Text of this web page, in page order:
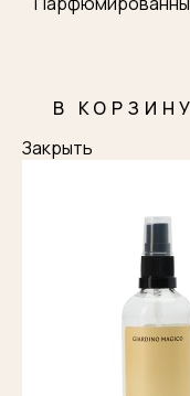
В КОРЗИНУ
Закрыть